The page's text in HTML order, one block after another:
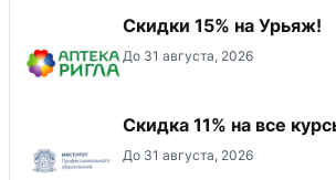
Скидки 15% на Урьяж!
До 31 августа, 2026
Скидка 11% на все
До 31 августа, 2026